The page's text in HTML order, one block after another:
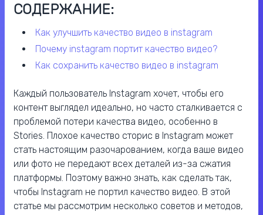
СОДЕРЖАНИЕ:
как улучшить качество видео в instagram
почему instagram портит качество видео?
как сохранить качество видео в instagram
Каждый пользователь Instagram хочет, чтобы его
контент выглядел идеально, но часто сталкивается с
проблемой потери качества видео, особенно в
Stories. Плохое качество сторис в Instagram может
стать настоящим разочарованием, когда ваше видео
или фото не передают всех деталей из-за сжатия
платформы. Поэтому важно знать, как сделать так,
чтобы Instagram не портил качество видео. В этой
статье мы рассмотрим несколько советов и методов,